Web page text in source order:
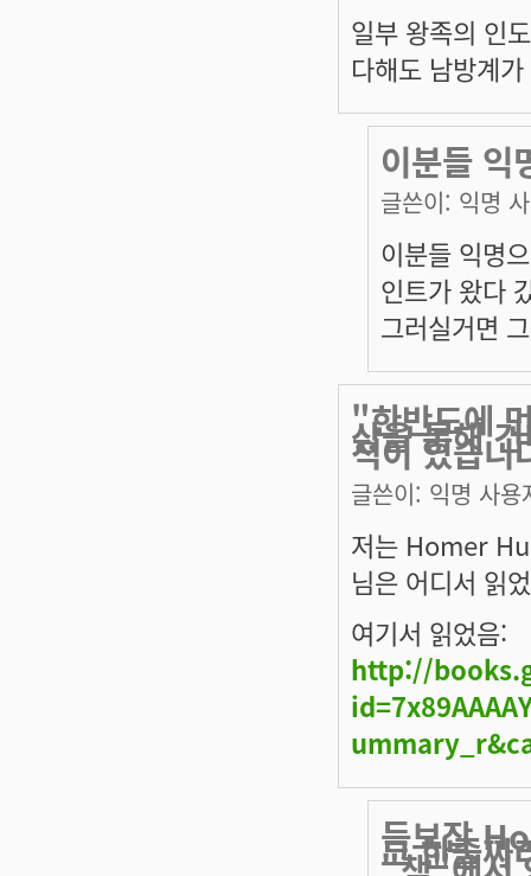
일부 왕족의 인
다해도 남방계
이분들 익
글쓴이: 익명
이분들 익명
인트가 왔다
그러실거면
"한반도에
상을 통해
적이 있습니
글쓴이: 익명 사용
저는 Homer
님은 어디서 읽
여기서 읽었음:
http://
듣보잡
그 한줄짜